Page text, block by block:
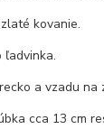
kovanie.
ľadvinka.
a vzadu na
cca 13 cm